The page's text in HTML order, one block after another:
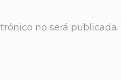
no será publicada.